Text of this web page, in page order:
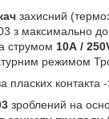
захисний
з максимально
струмом 10A /
режимом
пласких контакта
зроблений на